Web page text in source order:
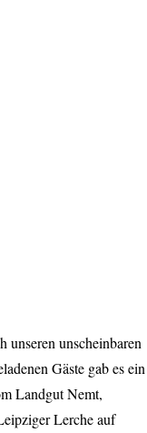
unseren unscheinbaren
Gäste gab es ein
Landgut Nemt,
Lerche auf